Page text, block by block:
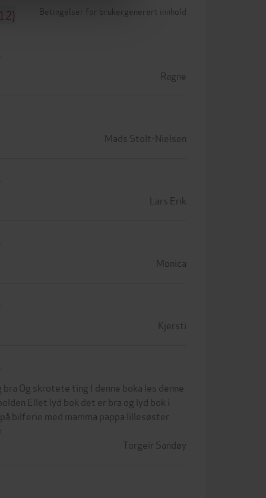
Betingelser for brukergenerert innhold
Ragne
Mads Stolt-Nielsen
Lars Erik
Monica
Kjersti
bra Og skrotete ting I denne boka les denne
Ellet lyd bok det er bra og lyd bok i
bilferie med mamma pappa lillesøster
Torgeir Sandøy